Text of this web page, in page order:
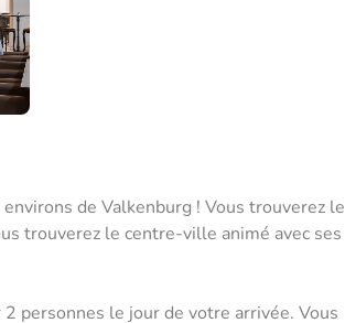
de Valkenburg ! Vous trouverez le
trouverez le centre-ville animé avec ses
personnes le jour de votre arrivée. Vous